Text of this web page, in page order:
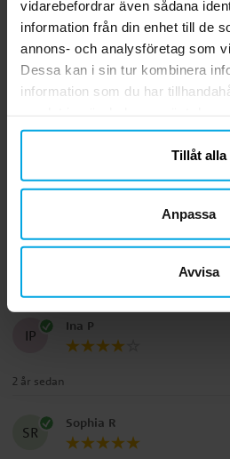
vidarebefordrar även sådana
information från din enhet till de
annons- och analysföretag som
Dessa kan i sin tur kombinera
information som du har
närsomhelst ändra ditt samtycke.
Tillåt alla
Anpassa
Avvisa
Barnen gillar dem
3 månader sedan
SD
Sandra D
Svår att vika
Visa original
3 år sedan
LV
IP
Ina P
2 år sedan
SR
Sophia R